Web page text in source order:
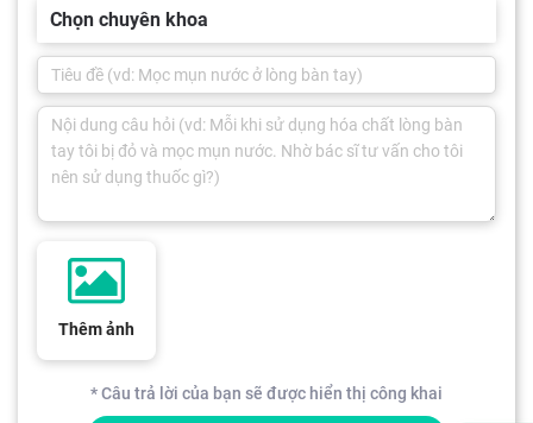
Chọn chuyên khoa
Thêm ảnh
* Câu trả lời của bạn sẽ được hiển thị công khai